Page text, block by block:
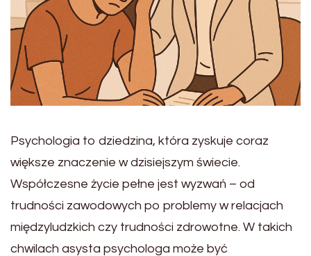
Psychologia to dziedzina, która zyskuje coraz
większe znaczenie w dzisiejszym świecie.
Współczesne życie pełne jest wyzwań – od
trudności zawodowych po problemy w relacjach
międzyludzkich czy trudności zdrowotne. W takich
chwilach asysta psychologa może być